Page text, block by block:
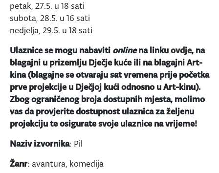
petak, 27.5. u 18 sati
subota, 28.5. u 16 sati
nedjelja, 29.5. u 18 sati
Ulaznice se mogu nabaviti onlinena linkuovdje, na
blagajni u prizemlju Dječje kuće ili na blagajni Art-
kina (blagajne se otvaraju sat vremena prije početka
prve projekcije u Dječjoj kući odnosno u Art-kinu).
Zbog ograničenog broja dostupnih mjesta, molimo
vas da provjerite dostupnost ulaznica za željenu
projekciju te osigurate svoje ulaznice na vrijeme!
Naziv izvornika: Pil
Žanr: avantura, komedija